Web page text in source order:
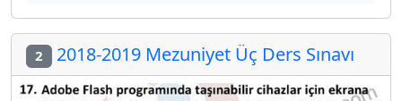
2 2018-2019 Mezuniyet Üç Ders Sınavı